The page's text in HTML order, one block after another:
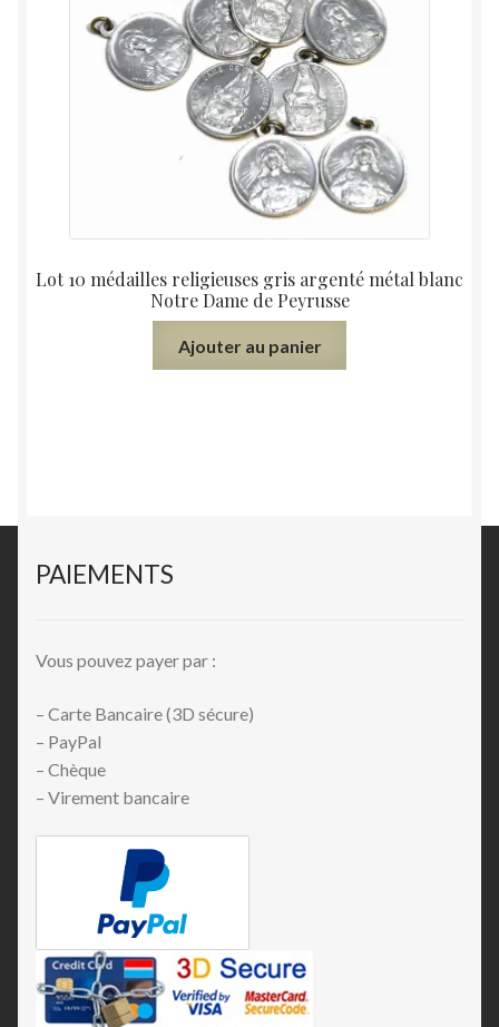
Lot 10 médailles religieuses gris argenté métal blanc
Notre Dame de Peyrusse
Ajouter au panier
PAIEMENTS
Vous pouvez payer par :
– Carte Bancaire (3D sécure)
– PayPal
– Chèque
– Virement bancaire